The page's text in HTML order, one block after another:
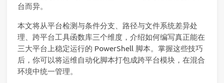
台而异。
本文将从平台检测与条件分支、路径与文件系统差异处
理、跨平台工具函数库三个维度，介绍如何编写真正能在
三大平台上稳定运行的 PowerShell 脚本。掌握这些技巧
后，你可以将运维自动化脚本打包成跨平台模块，在混合
环境中统一管理。